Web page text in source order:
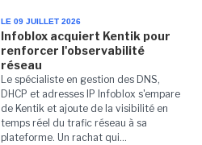
LE 09 JUILLET 2026
Infoblox acquiert Kentik pour
renforcer l'observabilité
réseau
Le spécialiste en gestion des DNS,
DHCP et adresses IP Infoblox s'empare
de Kentik et ajoute de la visibilité en
temps réel du trafic réseau à sa
plateforme. Un rachat qui...